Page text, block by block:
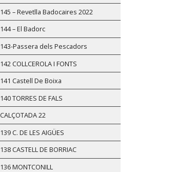
145 – Revetlla Badocaires 2022
144 – El Badorc
143-Passera dels Pescadors
142 COLLCEROLA I FONTS
141 Castell De Boixa
140 TORRES DE FALS
CALÇOTADA 22
139 C. DE LES AIGÜES
138 CASTELL DE BORRIAC
136 MONTCONILL